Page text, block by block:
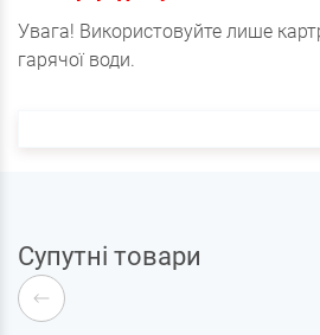
Увага! Використовуйте лише
гарячої води.
Супутні товари